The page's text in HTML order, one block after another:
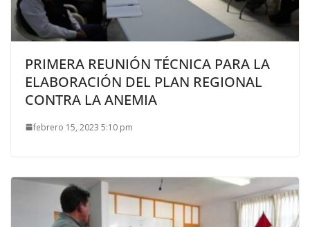
PRIMERA REUNIÓN TÉCNICA PARA LA
ELABORACIÓN DEL PLAN REGIONAL
CONTRA LA ANEMIA
febrero 15, 2023 5:10 pm